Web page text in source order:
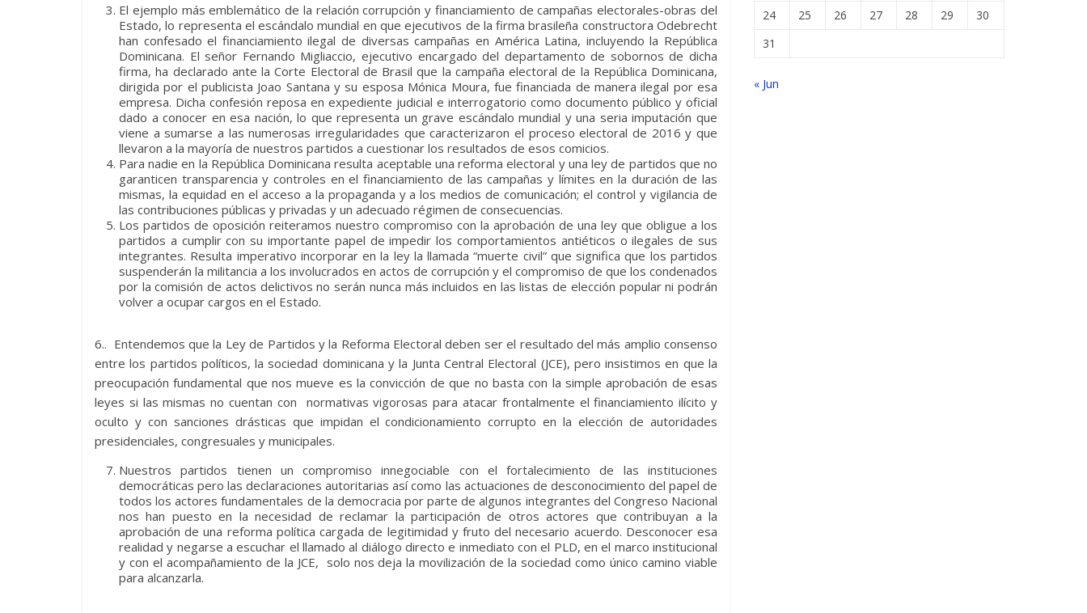
El ejemplo más emblemático de la relación corrupción y financiamiento de campañas electorales-obras del
Estado, lo representa el escándalo mundial en que ejecutivos de la firma brasileña constructora Odebrecht
han confesado el financiamiento ilegal de diversas campañas en América Latina, incluyendo la República
Dominicana. El señor Fernando Migliaccio, ejecutivo encargado del departamento de sobornos de dicha
firma, ha declarado ante la Corte Electoral de Brasil que la campaña electoral de la República Dominicana,
dirigida por el publicista Joao Santana y su esposa Mónica Moura, fue financiada de manera ilegal por esa
empresa. Dicha confesión reposa en expediente judicial e interrogatorio como documento público y oficial
dado a conocer en esa nación, lo que representa un grave escándalo mundial y una seria imputación que
viene a sumarse a las numerosas irregularidades que caracterizaron el proceso electoral de 2016 y que
llevaron a la mayoría de nuestros partidos a cuestionar los resultados de esos comicios.
Para nadie en la República Dominicana resulta aceptable una reforma electoral y una ley de partidos que no
garanticen transparencia y controles en el financiamiento de las campañas y límites en la duración de las
mismas, la equidad en el acceso a la propaganda y a los medios de comunicación; el control y vigilancia de
las contribuciones públicas y privadas y un adecuado régimen de consecuencias.
Los partidos de oposición reiteramos nuestro compromiso con la aprobación de una ley que obligue a los
partidos a cumplir con su importante papel de impedir los comportamientos antiéticos o ilegales de sus
integrantes. Resulta imperativo incorporar en la ley la llamada “muerte civil” que significa que los partidos
suspenderán la militancia a los involucrados en actos de corrupción y el compromiso de que los condenados
por la comisión de actos delictivos no serán nunca más incluidos en las listas de elección popular ni podrán
volver a ocupar cargos en el Estado.
6.. Entendemos que la Ley de Partidos y la Reforma Electoral deben ser el resultado del más amplio consenso
entre los partidos políticos, la sociedad dominicana y la Junta Central Electoral (JCE), pero insistimos en que la
preocupación fundamental que nos mueve es la convicción de que no basta con la simple aprobación de esas
leyes si las mismas no cuentan con normativas vigorosas para atacar frontalmente el financiamiento ilícito y
oculto y con sanciones drásticas que impidan el condicionamiento corrupto en la elección de autoridades
presidenciales, congresuales y municipales.
Nuestros partidos tienen un compromiso innegociable con el fortalecimiento de las instituciones
democráticas pero las declaraciones autoritarias así como las actuaciones de desconocimiento del papel de
todos los actores fundamentales de la democracia por parte de algunos integrantes del Congreso Nacional
nos han puesto en la necesidad de reclamar la participación de otros actores que contribuyan a la
aprobación de una reforma política cargada de legitimidad y fruto del necesario acuerdo. Desconocer esa
realidad y negarse a escuchar el llamado al diálogo directo e inmediato con el PLD, en el marco institucional
y con el acompañamiento de la JCE, solo nos deja la movilización de la sociedad como único camino viable
para alcanzarla.
24
25 26 27 28 29
30
31
« Jun